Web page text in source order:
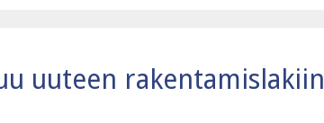
uuteen rakentamislakiin